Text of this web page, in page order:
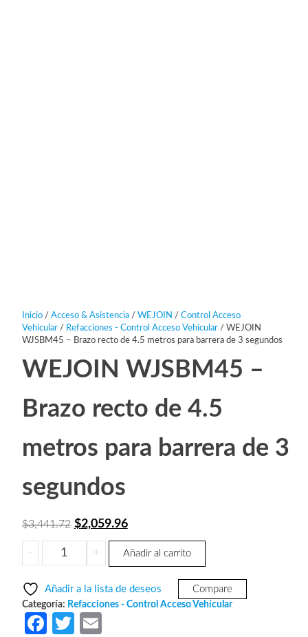
Inicio/ Acceso & Asistencia/ WEJOIN / Control Acceso
Vehicular/ Refacciones - Control Acceso Vehícular/ WEJOIN
WJSBM45 – Brazo recto de 4.5 metros para barrera de 3 segundos
WEJOIN WJSBM45 –
Brazo recto de 4.5
metros para barrera de 3
segundos
$3,441.72 El
precio
original
$3,441.72.
$2,059.96El
precio
$2,059.96.
-
WEJOIN
WJSBM45
Brazo
recto
de
+ Añadir al carrito
Añadir a la lista de deseos Compare
Categoría: Refacciones - Control Acceso Vehícular
Fa
T